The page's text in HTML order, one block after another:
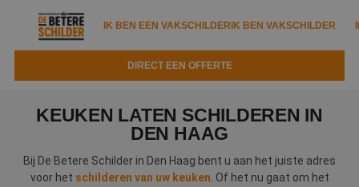
IK BEN EEN VAKSCHILDERIK BEN VAKSCHILDER
DIRECT EEN OFFERTE
Tools
IK ZOEK EEN VAKSCHILDERVAKSCHILDER ZOEKEN
Zoeken naar een schilder
DIRECT EEN OFFERTE
KEUKEN LATEN SCHILDEREN IN
DEN HAAG
Bij De Betere Schilder in Den Haag bent u aan het juiste adres
voor het schilderen van uw keuken . Of het nu gaat om het